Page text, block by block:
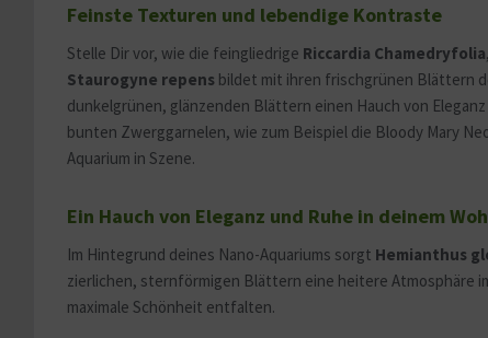
Feinste Texturen und lebendige Kontraste
Stelle Dir vor, wie die feingliedrige Riccardia Chamedryfolia
Staurogyne repens bildet mit ihren frischgrünen Blättern
dunkelgrünen, glänzenden Blättern einen Hauch von Eleganz
bunten Zwerggarnelen, wie zum Beispiel die Bloody Mary
Aquarium in Szene.
Ein Hauch von Eleganz und Ruhe in deinem
Im Hintegrund deines Nano-Aquariums sorgt Hemianthus
zierlichen, sternförmigen Blättern eine heitere Atmosphäre
maximale Schönheit entfalten.